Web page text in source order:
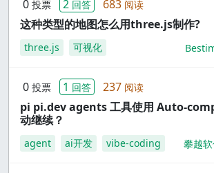
0 投票 2 回答 683 阅读
这种类型的地图怎么用three.js制作?
three.js 可视化
0 投票 1 回答 237 阅读
pi pi.dev agents 工具使用 Auto-
动继续？
agent ai开发 vibe-coding 攀越